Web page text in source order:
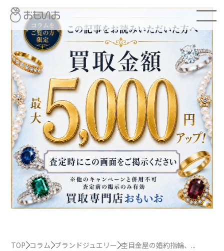
TOP コラム ブランドジュエリー 杢目金屋の婚約指輪、...